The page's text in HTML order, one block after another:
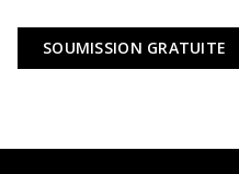
SOUMISSION GRATUITE